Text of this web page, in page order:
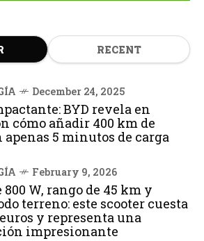
RECENT
December 24, 2025
BYD revela en
cómo añadir 400 km de
apenas 5 minutos de carga
February 9, 2026
800 W, rango de 45 km y
terreno: este scooter cuesta
y representa una
impresionante